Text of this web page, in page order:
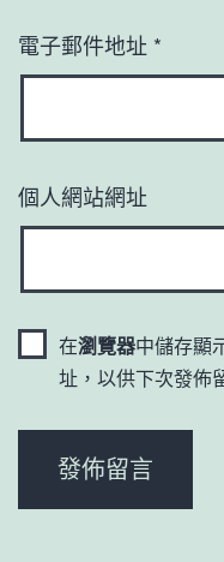
電子郵件地址 *
個人網站網址
在瀏覽器中儲存顯
址，以供下次發佈